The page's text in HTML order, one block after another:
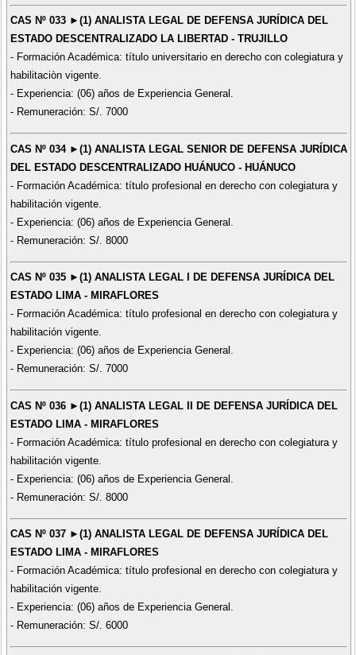
CAS Nº 033 ►(1) ANALISTA LEGAL DE DEFENSA JURÍDICA DEL
ESTADO DESCENTRALIZADO LA LIBERTAD - TRUJILLO
- Formación Académica: título universitario en derecho con colegiatura y
habilitaciòn vigente.
- Experiencia: (06) años de Experiencia General.
- Remuneración: S/. 7000
CAS Nº 034 ►(1) ANALISTA LEGAL SENIOR DE DEFENSA JURÍDICA
DEL ESTADO DESCENTRALIZADO HUÁNUCO - HUÁNUCO
- Formación Académica: título profesional en derecho con colegiatura y
habilitación vigente.
- Experiencia: (06) años de Experiencia General.
- Remuneración: S/. 8000
CAS Nº 035 ►(1) ANALISTA LEGAL I DE DEFENSA JURÍDICA DEL
ESTADO LIMA - MIRAFLORES
- Formación Académica: título profesional en derecho con colegiatura y
habilitación vigente.
- Experiencia: (06) años de Experiencia General.
- Remuneración: S/. 7000
CAS Nº 036 ►(1) ANALISTA LEGAL II DE DEFENSA JURÍDICA DEL
ESTADO LIMA - MIRAFLORES
- Formación Académica: título profesional en derecho con colegiatura y
habilitación vigente.
- Experiencia: (06) años de Experiencia General.
- Remuneración: S/. 8000
CAS Nº 037 ►(1) ANALISTA LEGAL DE DEFENSA JURÍDICA DEL
ESTADO LIMA - MIRAFLORES
- Formación Académica: título profesional en derecho con colegiatura y
habilitación vigente.
- Experiencia: (06) años de Experiencia General.
- Remuneración: S/. 6000